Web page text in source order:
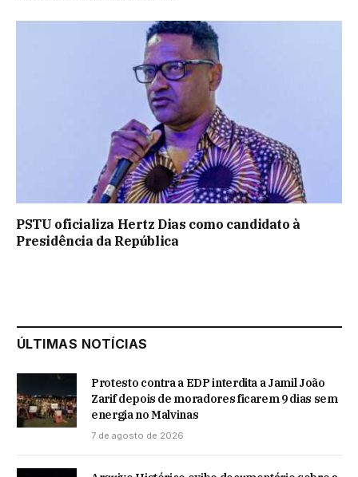
PSTU oficializa Hertz Dias como candidato à
Presidência da República
ÚLTIMAS NOTÍCIAS
Protesto contra a EDP interdita a Jamil João
Zarif depois de moradores ficarem 9 dias sem
energia no Malvinas
7 de agosto de 2026